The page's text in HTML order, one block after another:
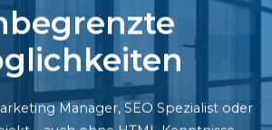
Manager, SEO Spezialist oder